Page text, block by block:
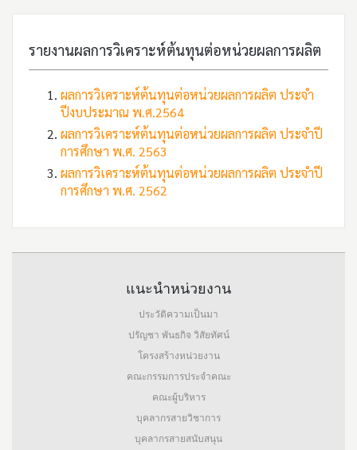
รายงานผลการวิเคราะห์ต้นทุนต่อหน่วยผลการผลิต
ผลการวิเคราะห์ต้นทุนต่อหน่วยผลการผลิต ประจำ
ปีงบประมาณ พ.ศ.2564
ผลการวิเคราะห์ต้นทุนต่อหน่วยผลการผลิต ประจำปี
การศึกษา พ.ศ. 2563
ผลการวิเคราะห์ต้นทุนต่อหน่วยผลการผลิต ประจำปี
การศึกษา พ.ศ. 2562
แนะนำหน่วยงาน
ประวัติความเป็นมา
ปรัญชา พันธกิจ วิสัยทัศน์
โครงสร้างหน่วยงาน
คณะกรรมการประจำคณะ
คณะผู้บริหาร
บุคลากรสายวิชาการ
บุคลากรสายสนับสนุน